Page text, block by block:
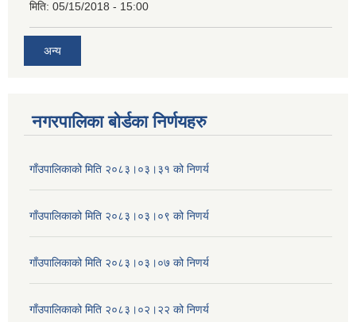
मिति: 05/15/2018 - 15:00
अन्य
नगरपालिका बोर्डका निर्णयहरु
गाँउपालिकाको मिति २०८३।०३।३१ को निणर्य
गाँउपालिकाको मिति २०८३।०३।०९ को निणर्य
गाँउपालिकाको मिति २०८३।०३।०७ को निणर्य
गाँउपालिकाको मिति २०८३।०२।२२ को निणर्य